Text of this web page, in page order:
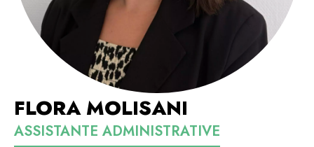
FLORA MOLISANI
ASSISTANTE ADMINISTRATIVE